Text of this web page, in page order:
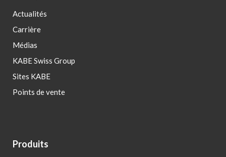
Actualités
Carrière
Médias
KABE Swiss Group
Sites KABE
Points de vente
Produits